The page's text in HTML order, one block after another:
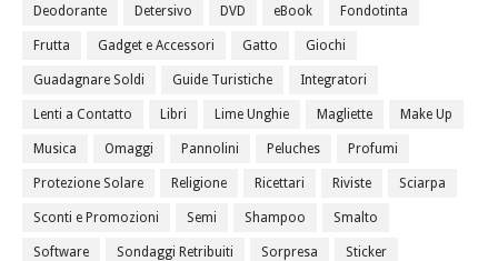
Deodorante Detersivo DVD eBook Fondotinta
Frutta Gadget e Accessori Gatto Giochi
Guadagnare Soldi Guide Turistiche Integratori
Lenti a Contatto Libri Lime Unghie Magliette Make Up
Musica Omaggi Pannolini Peluches Profumi
Protezione Solare Religione Ricettari Riviste Sciarpa
Sconti e Promozioni Semi Shampoo Smalto
Software Sondaggi Retribuiti Sorpresa Sticker